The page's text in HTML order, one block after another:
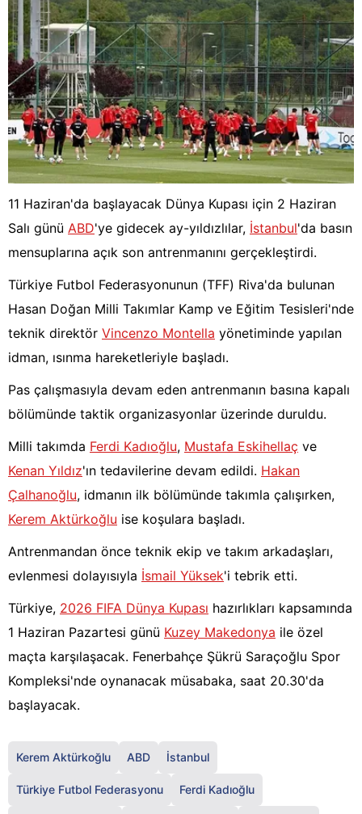
11 Haziran'da başlayacak Dünya Kupası için 2 Haziran
Salı günü ABD'ye gidecek ay-yıldızlılar, İstanbul'da basın
mensuplarına açık son antrenmanını gerçekleştirdi.
Türkiye Futbol Federasyonunun (TFF) Riva'da bulunan
Hasan Doğan Milli Takımlar Kamp ve Eğitim Tesisleri'nde
teknik direktör Vincenzo Montella yönetiminde yapılan
idman, ısınma hareketleriyle başladı.
Pas çalışmasıyla devam eden antrenmanın basına kapalı
bölümünde taktik organizasyonlar üzerinde duruldu.
Milli takımda Ferdi Kadıoğlu, Mustafa Eskihellaç ve
Kenan Yıldız'ın tedavilerine devam edildi. Hakan
Çalhanoğlu, idmanın ilk bölümünde takımla çalışırken,
Kerem Aktürkoğlu ise koşulara başladı.
Antrenmandan önce teknik ekip ve takım arkadaşları,
evlenmesi dolayısıyla İsmail Yüksek'i tebrik etti.
Türkiye, 2026 FIFA Dünya Kupası hazırlıkları kapsamında
1 Haziran Pazartesi günü Kuzey Makedonya ile özel
maçta karşılaşacak. Fenerbahçe Şükrü Saraçoğlu Spor
Kompleksi'nde oynanacak müsabaka, saat 20.30'da
başlayacak.
Kerem Aktürkoğlu ABD İstanbul
Türkiye Futbol Federasyonu Ferdi Kadıoğlu